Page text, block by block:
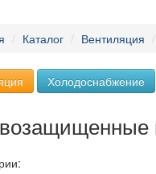
/ Каталог / Вентиляция /
Холодоснабжение